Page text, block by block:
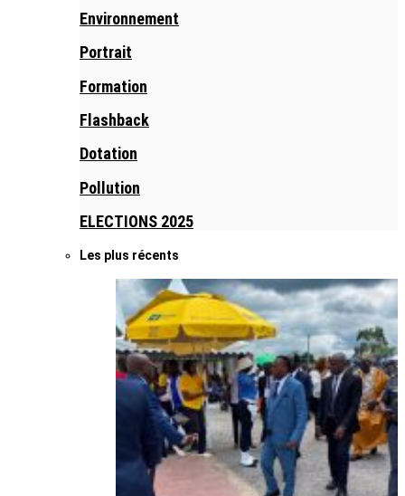
Environnement
Portrait
Formation
Flashback
Dotation
Pollution
ELECTIONS 2025
Les plus récents